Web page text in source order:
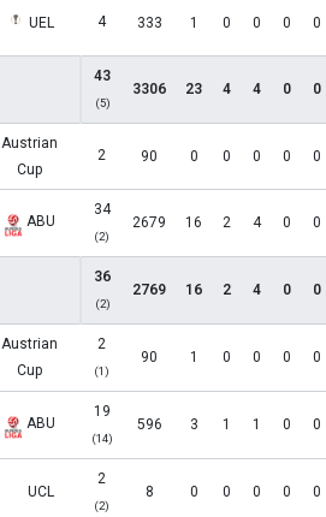
UEL 4 333 1 0 0 0 0
43
(5)
3306 23 4 4 0 0
Austrian
Cup
2 90 0 0 0 0 0
ABU
34
(2)
2679 16 2 4 0 0
36
(2)
2769 16 2 4 0 0
Austrian
Cup
2
(1)
90 1 0 0 0 0
ABU
19
(14)
596 3 1 1 0 0
UCL
2
(2)
8 0 0 0 0 0